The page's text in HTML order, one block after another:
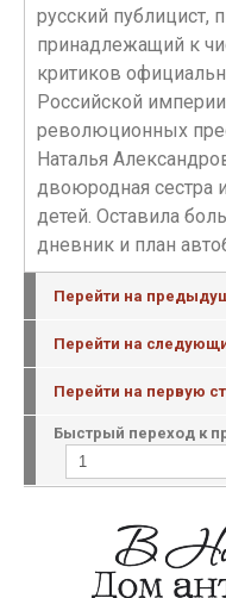
русский публицист,
принадлежащий к
критиков
Российской
революционных
Наталья
двоюродная сестра
детей. Оставила
дневник и план
Перейти на
Перейти на
Перейти на первую
Быстрый переход к